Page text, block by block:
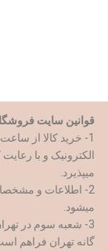
قوانین سایت
1- خرید کالا از
الکترونیک و با
میپذیرد.
2- اطلاعات و
میشود.
گانه تهران فراهم